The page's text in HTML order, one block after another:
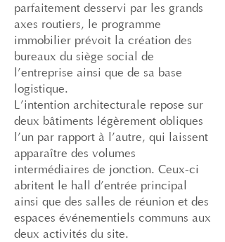
parfaitement desservi par les grands
axes routiers, le programme
immobilier prévoit la création des
bureaux du siège social de
l’entreprise ainsi que de sa base
logistique.
L’intention architecturale repose sur
deux bâtiments légèrement obliques
l’un par rapport à l’autre, qui laissent
apparaître des volumes
intermédiaires de jonction. Ceux-ci
abritent le hall d’entrée principal
ainsi que des salles de réunion et des
espaces événementiels communs aux
deux activités du site.